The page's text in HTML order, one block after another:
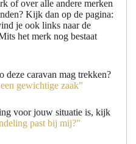
of over alle andere merken
Kijk dan op de pagina:
je ook links naar de
het merk nog bestaat
deze caravan mag trekken?
gewichtige zaak”
voor jouw situatie is, kijk
past bij mij?”